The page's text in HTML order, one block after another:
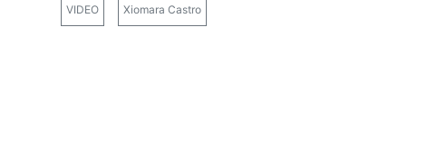
VIDEO Xiomara Castro